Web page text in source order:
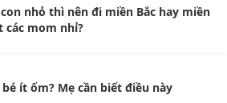
nhỏ thì nên đi miền Bắc hay miền
các mom nhỉ?
bé ít ốm? Mẹ cần biết điều này